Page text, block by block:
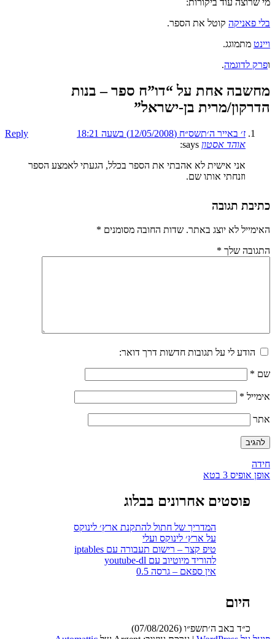
מי שרוצה עוד ביקורות:
בלי פאניקה קוטל את הספר.
ויינט מתמוגג.
ופרק לדוגמה.
מחשבה אחת על “דו”ח ספר – בנות
הדרקון/מרית בן-ישראל”
ז׳ באייר ה׳תשס״ח (12/05/2008) בשעה 18:21
Reply
אוהד אסטון says:
אני אישית לא אהבתי את הספר בכלל, הגעתי לאמצע הספר
וזנחתי אותו שם.
כתיבת תגובה
האימייל לא יוצג באתר. שדות החובה מסומנים *
התגובה שלך *
הודע לי על תגובות חדשות דרך דואר:
שם *
אימייל *
אתר
ניווט
חידה
אופן אופיס 3 בטא
פוסטים אחרונים בבלוג
המדריך של חתול להתקנת ארץ׳ לינוקס
על ארץ׳ לינוקס ועלי
טיפ קצר – רישום תעבורה עם iptables
להוריד מיוטיוב עם youtube-dl
אין ספאם – גרסה 0.5
היום
כ״ד באב ה׳תשפ״ו (07/08/2026)